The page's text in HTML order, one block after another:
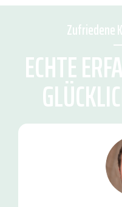
Zufriedene
ECHTE